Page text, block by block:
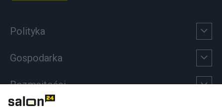
Polityka
Gospodarka
Rozmaitości